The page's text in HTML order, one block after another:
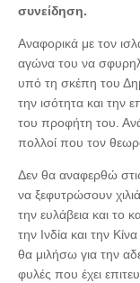
συνείδηση.
Αναφορικά με τον
αγώνα του να
υπό τη σκέπη του
την ισότητα και την
του προφήτη του.
πολλοί που τον
Δεν θα αναφερθώ
να ξεφυτρώσουν
την ευλάβεια και το
την Ινδία και την
θα μιλήσω για την
φυλές που έχει